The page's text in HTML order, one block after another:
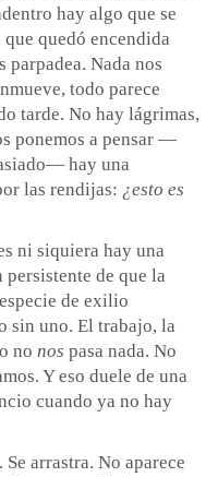
hay algo que se
quedó encendida
parpadea. Nada nos
todo parece
tarde. No hay lágrimas,
ponemos a pensar —
hay una
las rendijas: ¿esto es
ni siquiera hay una
persistente de que la
de exilio
sin uno. El trabajo, la
no nos pasa nada. No
Y eso duele de una
cuando ya no hay
arrastra. No aparece